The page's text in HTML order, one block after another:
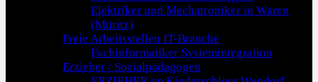
Elektriker und Mechatroniker in Waren
(Müritz)
Freie Arbeitsstellen IT-Branche
Fachinformatiker Systemintegration
Erzieher / Sozialpädagogen